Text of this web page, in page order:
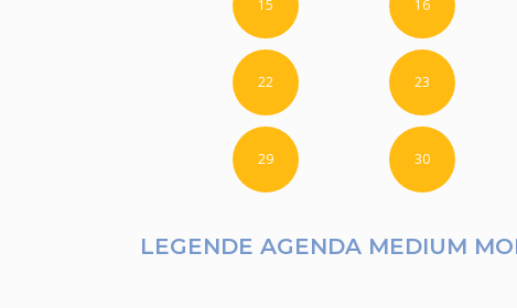
15 16
22 23
29 30
LEGENDE AGENDA MEDIUM